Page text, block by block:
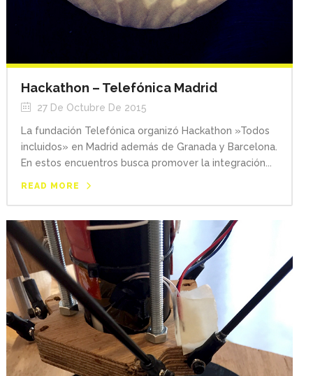
Hackathon – Telefónica Madrid
27 De Octubre De 2015
La fundación Telefónica organizó Hackathon »Todos
incluidos» en Madrid además de Granada y Barcelona.
En estos encuentros busca promover la integración...
READ MORE